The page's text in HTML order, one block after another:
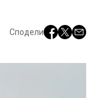
Сподели